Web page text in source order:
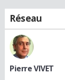
Réseau
Pierre VIVET